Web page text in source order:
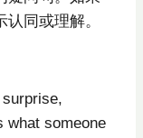
同或理解。
what someone